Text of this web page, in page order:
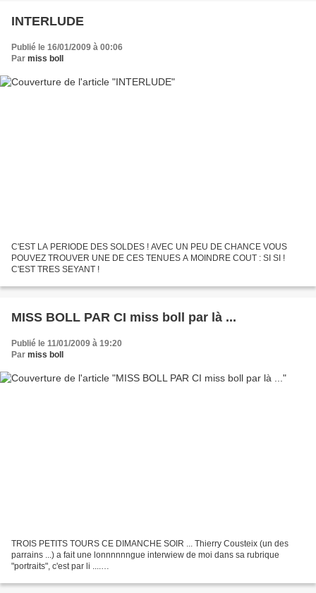
INTERLUDE
Publié le 16/01/2009 à 00:06
Par miss boll
C'EST LA PERIODE DES SOLDES ! AVEC UN PEU DE CHANCE VOUS
POUVEZ TROUVER UNE DE CES TENUES A MOINDRE COUT : SI SI !
C'EST TRES SEYANT !
MISS BOLL PAR CI miss boll par là ...
Publié le 11/01/2009 à 19:20
Par miss boll
TROIS PETITS TOURS CE DIMANCHE SOIR ... Thierry Cousteix (un des
parrains ...) a fait une lonnnnnngue interwiew de moi dans sa rubrique
"portraits", c'est par li ....
article...